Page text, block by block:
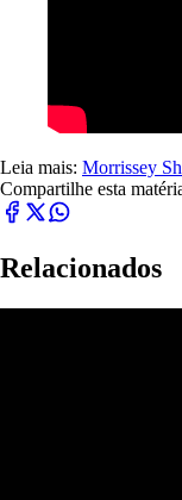
Leia mais: Morrissey
Compartilhe esta
Relacionados